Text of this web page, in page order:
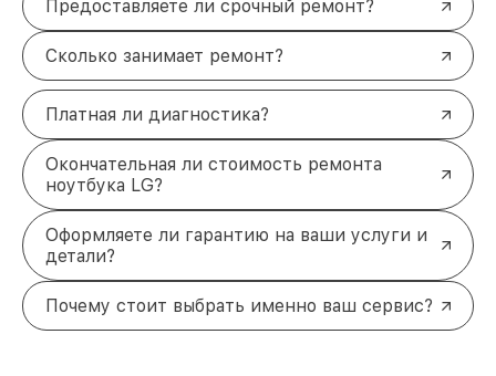
Предоставляете ли срочный ремонт?
Сколько занимает ремонт?
Платная ли диагностика?
Окончательная ли стоимость ремонта
ноутбука LG?
Оформляете ли гарантию на ваши услуги и
детали?
Почему стоит выбрать именно ваш сервис?